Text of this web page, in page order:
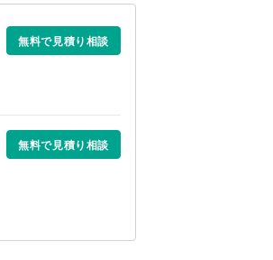
無料で見積り相談
無料で見積り相談